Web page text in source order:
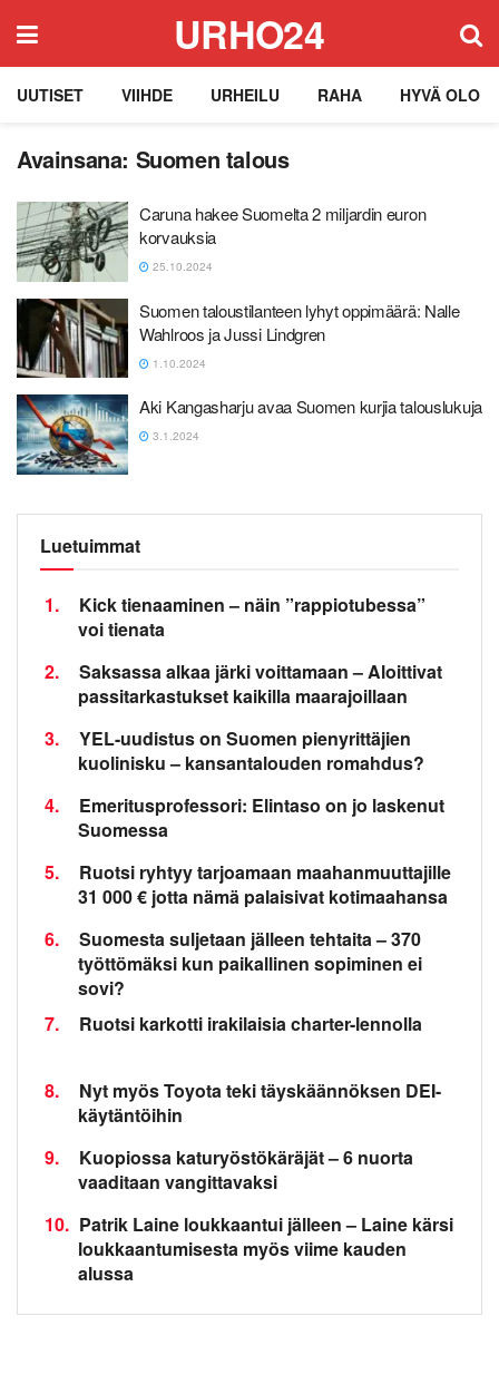
URHO24
UUTISET VIIHDE URHEILU RAHA HYVÄ OLO
Avainsana: Suomen talous
Caruna hakee Suomelta 2 miljardin euron
korvauksia
25.10.2024
Suomen taloustilanteen lyhyt oppimäärä: Nalle
Wahlroos ja Jussi Lindgren
1.10.2024
Aki Kangasharju avaa Suomen kurjia talouslukuja
3.1.2024
Luetuimmat
1.
Kick tienaaminen – näin ”rappiotubessa”
voi tienata
2.
Saksassa alkaa järki voittamaan – Aloittivat
passitarkastukset kaikilla maarajoillaan
3.
YEL-uudistus on Suomen pienyrittäjien
kuolinisku – kansantalouden romahdus?
4.
Emeritusprofessori: Elintaso on jo laskenut
Suomessa
5.
Ruotsi ryhtyy tarjoamaan maahanmuuttajille
31 000 € jotta nämä palaisivat kotimaahansa
6.
Suomesta suljetaan jälleen tehtaita – 370
työttömäksi kun paikallinen sopiminen ei
sovi?
7.
Ruotsi karkotti irakilaisia charter-lennolla
8.
Nyt myös Toyota teki täyskäännöksen DEI-
käytäntöihin
9.
Kuopiossa katuryöstökäräjät – 6 nuorta
vaaditaan vangittavaksi
10. Patrik Laine loukkaantui jälleen – Laine kärsi
loukkaantumisesta myös viime kauden
alussa